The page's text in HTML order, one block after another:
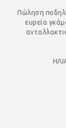
Πώληση
ευρεία